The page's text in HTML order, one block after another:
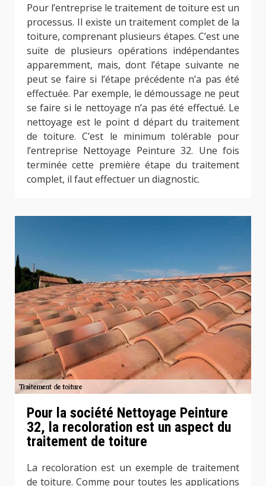
Pour l’entreprise le traitement de toiture est un
processus. Il existe un traitement complet de la
toiture, comprenant plusieurs étapes. C’est une
suite de plusieurs opérations indépendantes
apparemment, mais, dont l’étape suivante ne
peut se faire si l’étape précédente n’a pas été
effectuée. Par exemple, le démoussage ne peut
se faire si le nettoyage n’a pas été effectué. Le
nettoyage est le point d départ du traitement
de toiture. C’est le minimum tolérable pour
l’entreprise Nettoyage Peinture 32. Une fois
terminée cette première étape du traitement
complet, il faut effectuer un diagnostic.
Pour la société Nettoyage Peinture
32, la recoloration est un aspect du
traitement de toiture
La recoloration est un exemple de traitement
de toiture. Comme pour toutes les applications